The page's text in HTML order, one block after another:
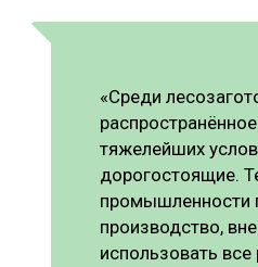
«Среди
тяжелейших
дорогостоящие.
промышленности
производство,
использовать